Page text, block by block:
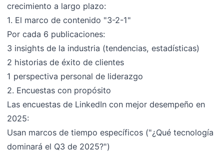
crecimiento a largo plazo:
1. El marco de contenido "3-2-1"
Por cada 6 publicaciones:
3 insights de la industria (tendencias, estadísticas)
2 historias de éxito de clientes
1 perspectiva personal de liderazgo
2. Encuestas con propósito
Las encuestas de LinkedIn con mejor desempeño en
2025:
Usan marcos de tiempo específicos ("¿Qué tecnología
dominará el Q3 de 2025?")